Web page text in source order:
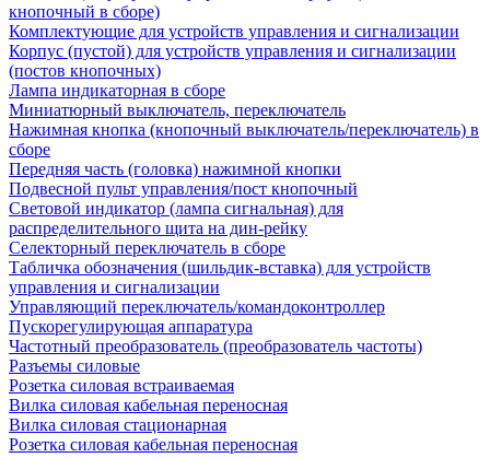
кнопочный в сборе)
Комплектующие для устройств управления и сигнализации
Корпус (пустой) для устройств управления и сигнализации
(постов кнопочных)
Лампа индикаторная в сборе
Миниатюрный выключатель, переключатель
Нажимная кнопка (кнопочный выключатель/переключатель) в
сборе
Передняя часть (головка) нажимной кнопки
Подвесной пульт управления/пост кнопочный
Световой индикатор (лампа сигнальная) для
распределительного щита на дин-рейку
Селекторный переключатель в сборе
Табличка обозначения (шильдик-вставка) для устройств
управления и сигнализации
Управляющий переключатель/командоконтроллер
Пускорегулирующая аппаратура
Частотный преобразователь (преобразователь частоты)
Разъемы силовые
Розетка силовая встраиваемая
Вилка силовая кабельная переносная
Вилка силовая стационарная
Розетка силовая кабельная переносная